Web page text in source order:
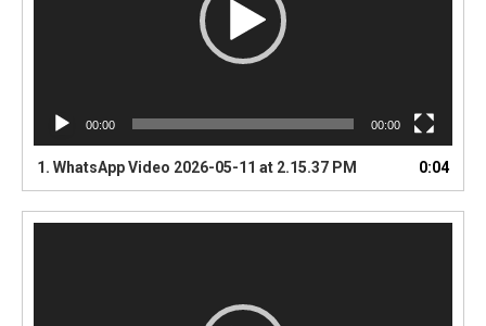
00:00 00:00
1. WhatsApp Video 2026-05-11 at 2.15.37 PM 0:04